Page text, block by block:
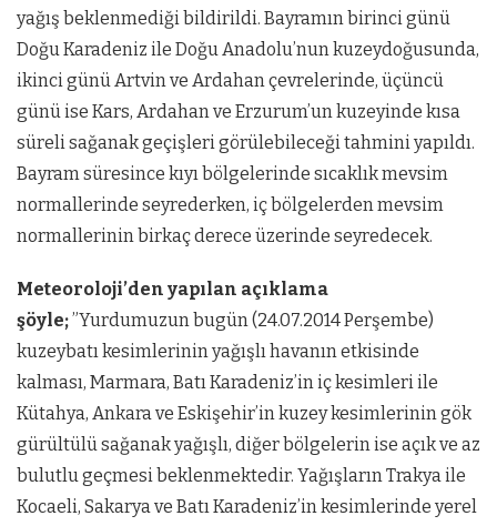
yağış beklenmediği bildirildi. Bayramın birinci günü
Doğu Karadeniz ile Doğu Anadolu’nun kuzeydoğusunda,
ikinci günü Artvin ve Ardahan çevrelerinde, üçüncü
günü ise Kars, Ardahan ve Erzurum’un kuzeyinde kısa
süreli sağanak geçişleri görülebileceği tahmini yapıldı.
Bayram süresince kıyı bölgelerinde sıcaklık mevsim
normallerinde seyrederken, iç bölgelerden mevsim
normallerinin birkaç derece üzerinde seyredecek.
Meteoroloji’den yapılan açıklama
şöyle;”Yurdumuzun bugün (24.07.2014 Perşembe)
kuzeybatı kesimlerinin yağışlı havanın etkisinde
kalması, Marmara, Batı Karadeniz’in iç kesimleri ile
Kütahya, Ankara ve Eskişehir’in kuzey kesimlerinin gök
gürültülü sağanak yağışlı, diğer bölgelerin ise açık ve az
bulutlu geçmesi beklenmektedir. Yağışların Trakya ile
Kocaeli, Sakarya ve Batı Karadeniz’in kesimlerinde yerel